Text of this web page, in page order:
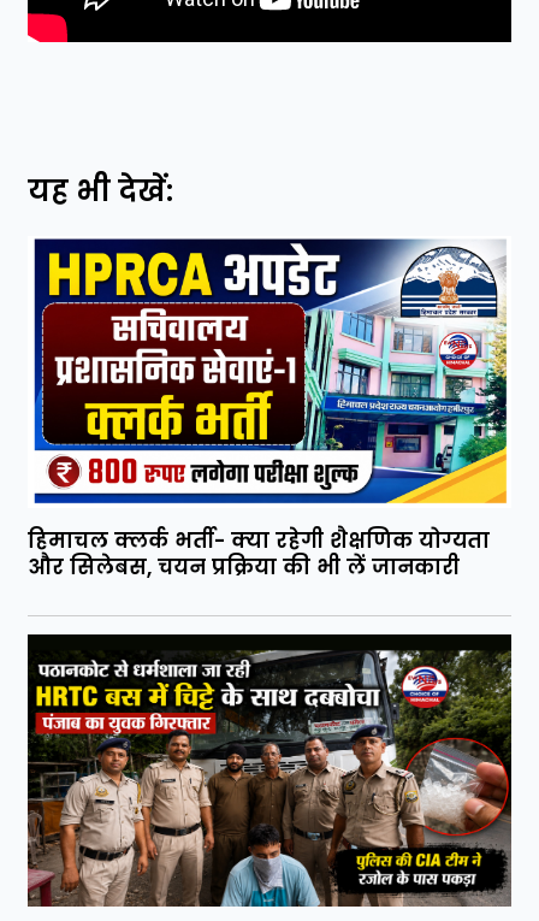
यह भी देखें:
हिमाचल क्लर्क भर्ती- क्या रहेगी शैक्षणिक योग्यता
और सिलेबस, चयन प्रक्रिया की भी लें जानकारी